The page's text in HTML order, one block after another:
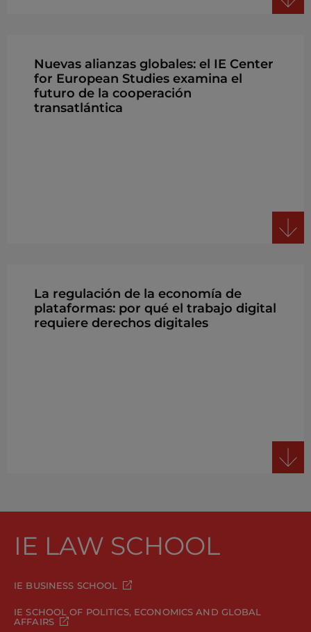
Nuevas alianzas globales: el IE Center
for European Studies examina el
futuro de la cooperación
transatlántica
La regulación de la economía de
plataformas: por qué el trabajo digital
requiere derechos digitales
IE LAW SCHOOL
IE BUSINESS SCHOOL
IE SCHOOL OF POLITICS, ECONOMICS AND GLOBAL
AFFAIRS